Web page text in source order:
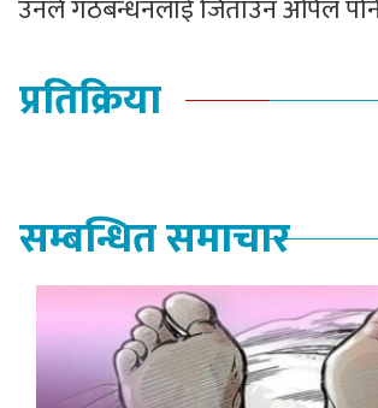
उनले गठबन्धनलाई जिताउन अपिल
प्रतिक्रिया
सम्बन्धित समाचार